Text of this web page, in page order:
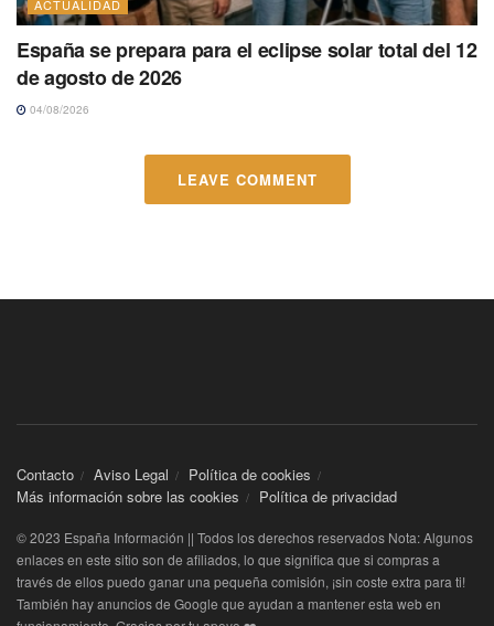
ACTUALIDAD
España se prepara para el eclipse solar total del 12
de agosto de 2026
04/08/2026
LEAVE COMMENT
Contacto Aviso Legal
Política de cookies
Más información sobre las cookies
Política de privacidad
© 2023 España Información || Todos los derechos reservados Nota: Algunos
enlaces en este sitio son de afiliados, lo que significa que si compras a
través de ellos puedo ganar una pequeña comisión, ¡sin coste extra para ti!
También hay anuncios de Google que ayudan a mantener esta web en